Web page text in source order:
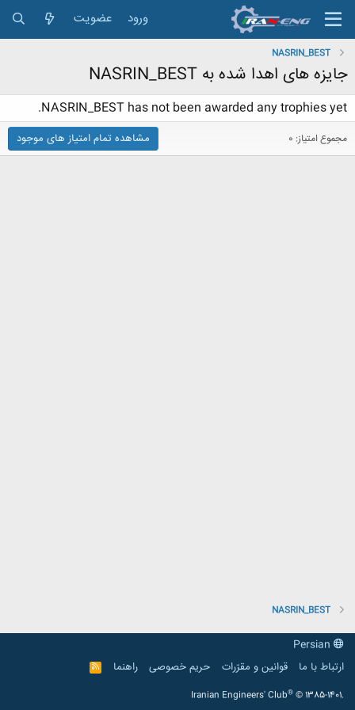
ورود عضویت
NASRIN_BEST
جایزه های اهدا شده به NASRIN_BEST
NASRIN_BEST has not been awarded any trophies yet.
مجموع امتیاز: 0 مشاهده تمام امتیاز های موجود
NASRIN_BEST
ارتباط با ما
قوانین و مقرّرات حریم خصوصی راهنما
R
S
Iranian Engineers' Club® © 1385-1401.